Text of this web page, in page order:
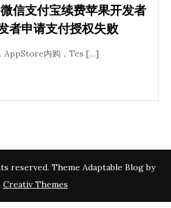
信支付宝续费苹果开发者
者申请支付授权失败
AppStore内购，Tes […]
reserved. Theme Adaptable Blog by
Creativ Themes